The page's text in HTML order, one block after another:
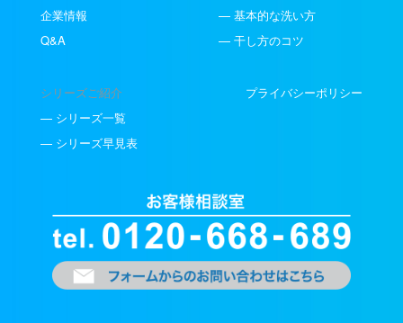
企業情報
Q&A
— 基本的な洗い方
— 干し方のコツ
シリーズご紹介
— シリーズ一覧
— シリーズ早見表
プライバシーポリシー